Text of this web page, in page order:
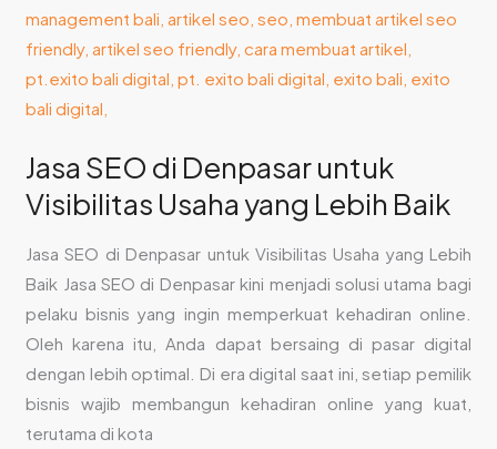
Jasa SEO di Denpasar untuk
Visibilitas Usaha yang Lebih Baik
Jasa SEO di Denpasar untuk Visibilitas Usaha yang Lebih
Baik Jasa SEO di Denpasar kini menjadi solusi utama bagi
pelaku bisnis yang ingin memperkuat kehadiran online.
Oleh karena itu, Anda dapat bersaing di pasar digital
dengan lebih optimal. Di era digital saat ini, setiap pemilik
bisnis wajib membangun kehadiran online yang kuat,
terutama di kota
Lebih
Baik